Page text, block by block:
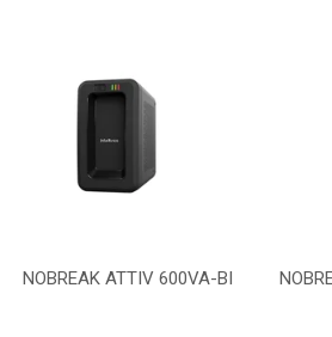
NOBREAK ATTIV 600VA-BI